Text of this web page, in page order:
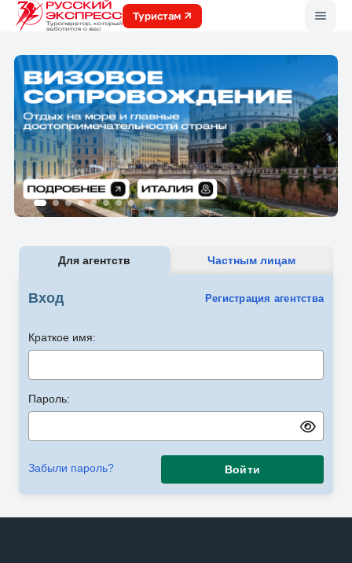
Туристам
Для агентств Частным лицам
Вход Регистрация агентства
Краткое имя:
Пароль:
Забыли пароль? Войти